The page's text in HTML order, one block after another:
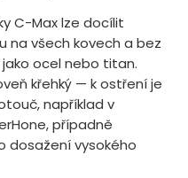
C-Max lze docílit
na všech kovech a bez
ocel nebo titan.
křehký — k ostření je
například v
případně
dosažení vysokého